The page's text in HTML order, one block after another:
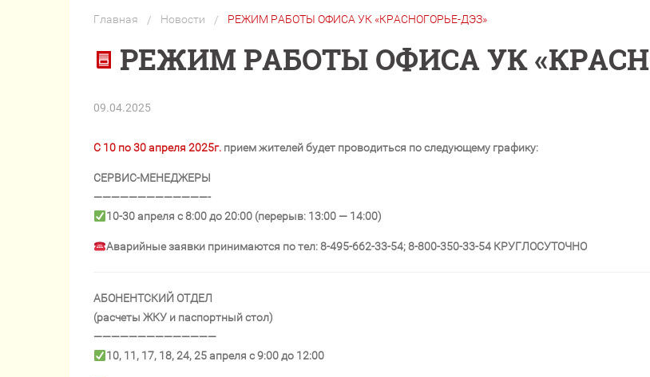
Главная / Новости / РЕЖИМ РАБОТЫ ОФИСА УК «КРАСНОГОРЬЕ-ДЭЗ»
РЕЖИМ РАБОТЫ ОФИСА УК
09.04.2025
С 10 по 30 апреля 2025г. прием жителей будет проводиться по следующему графику:
СЕРВИС-МЕНЕДЖЕРЫ
—————————————-
10-30 апреля с 8:00 до 20:00 (перерыв: 13:00 — 14:00)
Аварийные заявки принимаются по тел: 8-495-662-33-54; 8-800-350-33-54 КРУГЛОСУТОЧНО
АБОНЕНТСКИЙ ОТДЕЛ
(расчеты ЖКУ и паспортный стол)
——————————————
10, 11, 17, 18, 24, 25 апреля с 9:00 до 12:00